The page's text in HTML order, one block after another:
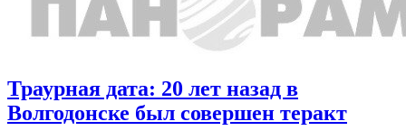
Траурная дата: 20 лет назад в
Волгодонске был совершен теракт